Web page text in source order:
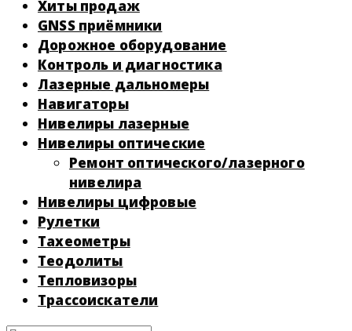
Хиты продаж
GNSS приёмники
Дорожное оборудование
Контроль и диагностика
Лазерные дальномеры
Навигаторы
Нивелиры лазерные
Нивелиры оптические
Ремонт оптического/лазерного
нивелира
Нивелиры цифровые
Рулетки
Тахеометры
Теодолиты
Тепловизоры
Трассоискатели